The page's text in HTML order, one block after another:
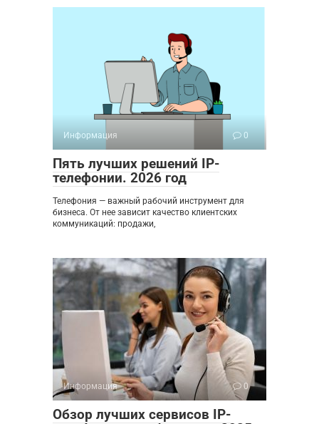
Информация 0
Пять лучших решений IP-
телефонии. 2026 год
Телефония — важный рабочий инструмент для
бизнеса. От нее зависит качество клиентских
коммуникаций: продажи,
Информация 0
Обзор лучших сервисов IP-